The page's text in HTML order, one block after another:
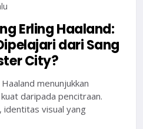
Erling Haaland:
dari Sang
City?
menunjukkan
daripada pencitraan.
identitas visual yang